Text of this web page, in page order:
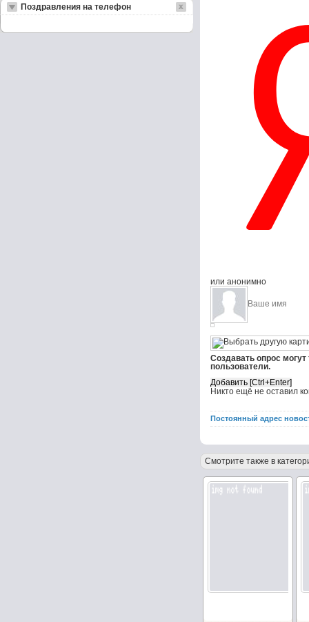
или анонимно
Создавать опрос
пользователи.
Никто ещё не оставил
Постоянный адрес
Смотрите также в
Поздравления на телефон